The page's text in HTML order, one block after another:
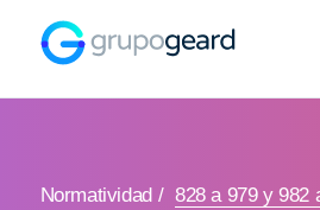
Normatividad / 828 a 979 y 982